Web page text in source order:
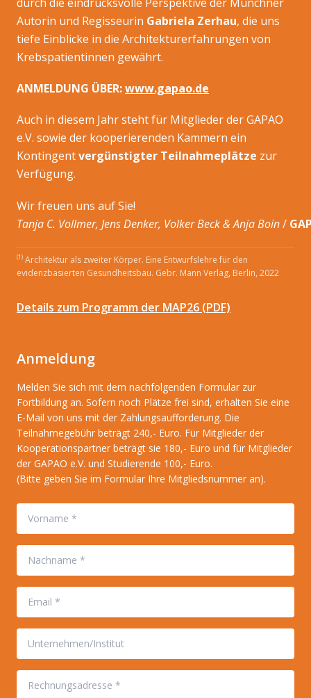
Autorin und Regisseurin Gabriela Zerhau, die uns
tiefe Einblicke in die Architekturerfahrungen von
Krebspatientinnen gewährt.
ANMELDUNG ÜBER:www.gapao.de
Auch in diesem Jahr steht für Mitglieder der GAPAO
e.V. sowie der kooperierenden Kammern ein
Kontingentvergünstigter Teilnahmeplätze zur
Verfügung.
Wir freuen uns auf Sie!
Tanja C. Vollmer, Jens Denker, Volker Beck & Anja Boin/
(1) Architektur als zweiter Körper. Eine Entwurfslehre für den
evidenzbasierten Gesundheitsbau. Gebr. Mann Verlag, Berlin, 2022
Details zum Programm der MAP26 (PDF)
Anmeldung
Melden Sie sich mit dem nachfolgenden Formular zur
Fortbildung an. Sofern noch Plätze frei sind, erhalten Sie eine
E-Mail von uns mit der Zahlungsaufforderung. Die
Teilnahmegebühr beträgt 240,- Euro. Für Mitglieder der
Kooperationspartner beträgt sie 180,- Euro und für Mitglieder
der GAPAO e.V. und Studierende 100,- Euro.
(Bitte geben Sie im Formular Ihre Mitgliedsnummer an).